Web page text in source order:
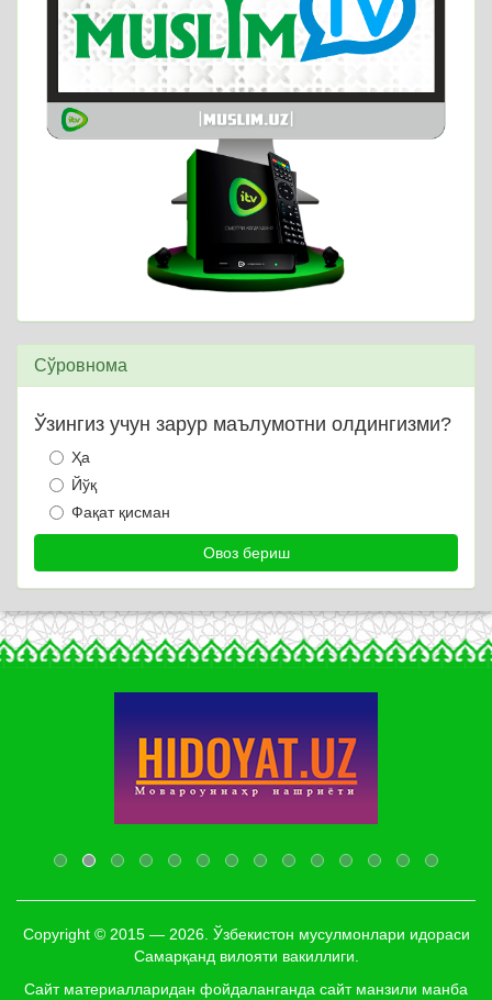
Сўровнома
Ўзингиз учун зарур маълумотни олдингизми?
Ҳа
Йўқ
Фақат қисман
Copyright © 2015 — 2026. Ўзбекистон мусулмонлари идораси
Самарқанд вилояти вакиллиги.
Сайт материалларидан фойдаланганда сайт манзили манба